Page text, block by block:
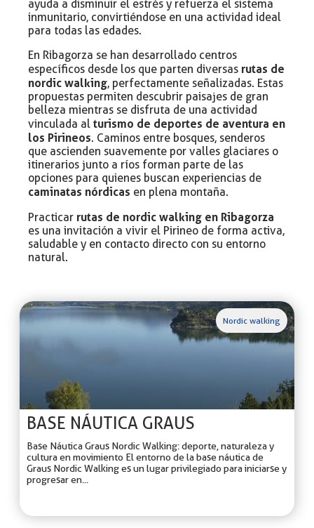
ayuda a disminuir el estrés y refuerza el sistema
inmunitario, convirtiéndose en una actividad ideal
para todas las edades.
En Ribagorza se han desarrollado centros
específicos desde los que parten diversas rutas de
nordic walking, perfectamente señalizadas. Estas
propuestas permiten descubrir paisajes de gran
belleza mientras se disfruta de una actividad
vinculada alturismo de deportes de aventura en
los Pirineos. Caminos entre bosques, senderos
que ascienden suavemente por valles glaciares o
itinerarios junto a ríos forman parte de las
opciones para quienes buscan experiencias de
caminatas nórdicas en plena montaña.
Practicar rutas de nordic walking en Ribagorza
es una invitación a vivir el Pirineo de forma activa,
saludable y en contacto directo con su entorno
natural.
Nordic walking
BASE NÁUTICA GRAUS
Base Náutica Graus Nordic Walking: deporte, naturaleza y
cultura en movimiento El entorno de la base náutica de
Graus Nordic Walking es un lugar privilegiado para iniciarse y
progresar en...